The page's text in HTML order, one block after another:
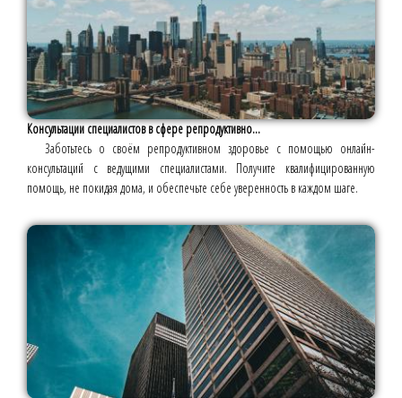
Консультации специалистов в сфере репродуктивно...
Заботьтесь о своём репродуктивном здоровье с помощью онлайн-
консультаций с ведущими специалистами. Получите квалифицированную
помощь, не покидая дома, и обеспечьте себе уверенность в каждом шаге.